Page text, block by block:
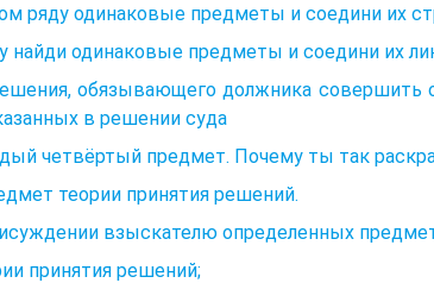
ряду одинаковые предметы и соедини их
найди одинаковые предметы и соедини их
обязывающего должника совершить
в решении суда
четвёртый предмет. Почему ты так
теории принятия решений.
взыскателю определенных
принятия решений;